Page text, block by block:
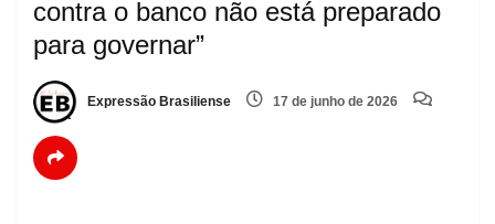
contra o banco não está preparado
para governar”
Expressão Brasiliense 17 de junho de 2026